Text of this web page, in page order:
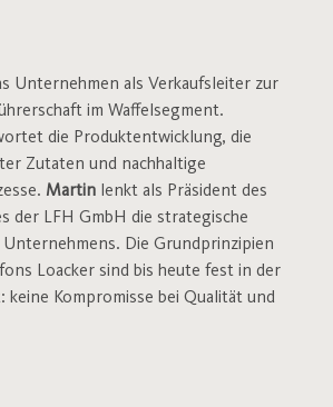
Unternehmen als Verkaufsleiter zur
im Waffelsegment.
die Produktentwicklung, die
Zutaten und nachhaltige
Martin lenkt als Präsident des
der LFH GmbH die strategische
Die Grundprinzipien
Loacker sind bis heute fest in der
keine Kompromisse bei Qualität und